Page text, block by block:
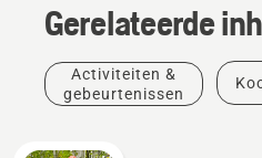
Gerelateerde
Activiteiten &
gebeurtenissen